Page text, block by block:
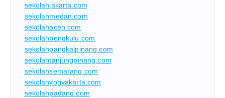
sekolahjakarta.com
sekolahmedan.com
sekolahaceh.com
sekolahbengkulu.com
sekolahpangkalpinang.com
sekolahtanjungpinang.com
sekolahsemarang.com
sekolahyogyakarta.com
sekolahpadang.com